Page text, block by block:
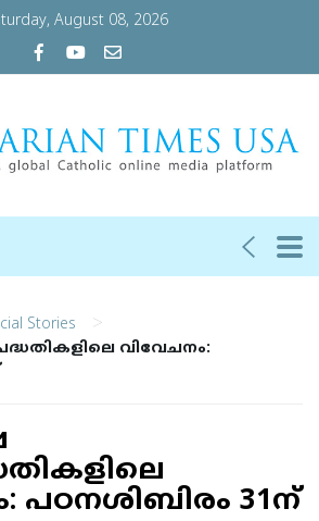
August 08, 2026
Stories >
വിവേചനം:
പഠനശിബിരം 31ന്